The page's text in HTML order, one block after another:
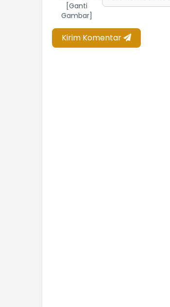
[Ganti
Gambar]
Kirim Komentar